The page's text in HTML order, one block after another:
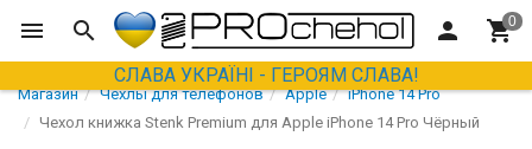
СЛАВА УКРАЇНІ - ГЕРОЯМ СЛАВА!
Магазин Чехлы для телефонов Apple
iPhone 14 Pro
Чехол книжка Stenk Premium для Apple iPhone 14 Pro Чёрный